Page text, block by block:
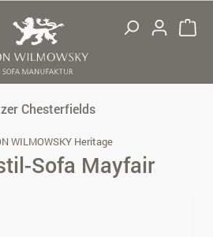
Chesterfields
WILMOWSKY Heritage
Sofa Mayfair